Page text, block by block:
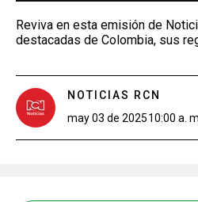
Reviva en esta emisión de
destacadas de Colombia, sus
NOTICIAS RCN
may 03 de 202510:00 a. m.